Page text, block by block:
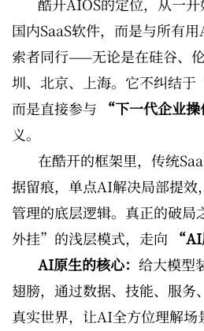
国内SaaS软件，而是与所有
索者同行——无论是在硅谷、
圳、北京、上海。它不纠结
而是直接参与
“下一代企业
义。
在酷开的框架里，传统
据留痕，单点AI解决局部提效
管理的底层逻辑。真正的破
外挂”的浅层模式，走向
AI原生的核心： 给大模型
翅膀，通过数据、技能、服务
真实世界，让AI全方位理解场